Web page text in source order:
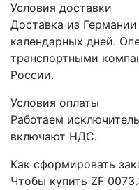
Условия доставки
Доставка из
календарных дней.
транспортными
России.
Условия оплаты
Работаем
включают НДС.
Как сформировать
Чтобы купить ZF